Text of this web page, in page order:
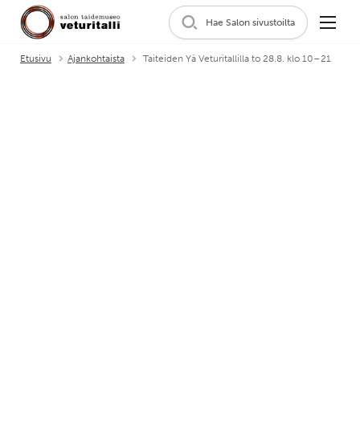
Hae Salon sivustoilta
Etusivu Ajankohtaista Taiteiden Yä Veturitallilla to 28.8. klo 10–21